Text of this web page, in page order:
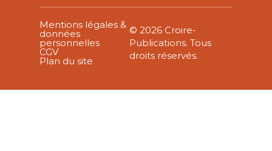
Mentions légales &
données
personnelles
CGV
Plan du site
© 2026 Croire-
Publications. Tous
droits réservés.